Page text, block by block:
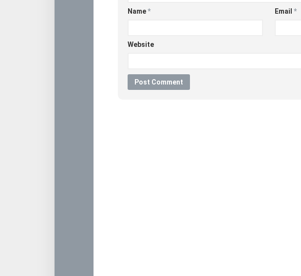
Name* Email *
Website